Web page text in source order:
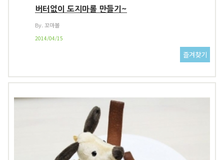
버터없이 도지마롤 만들기~
By. 꼬마볼
2014/04/15